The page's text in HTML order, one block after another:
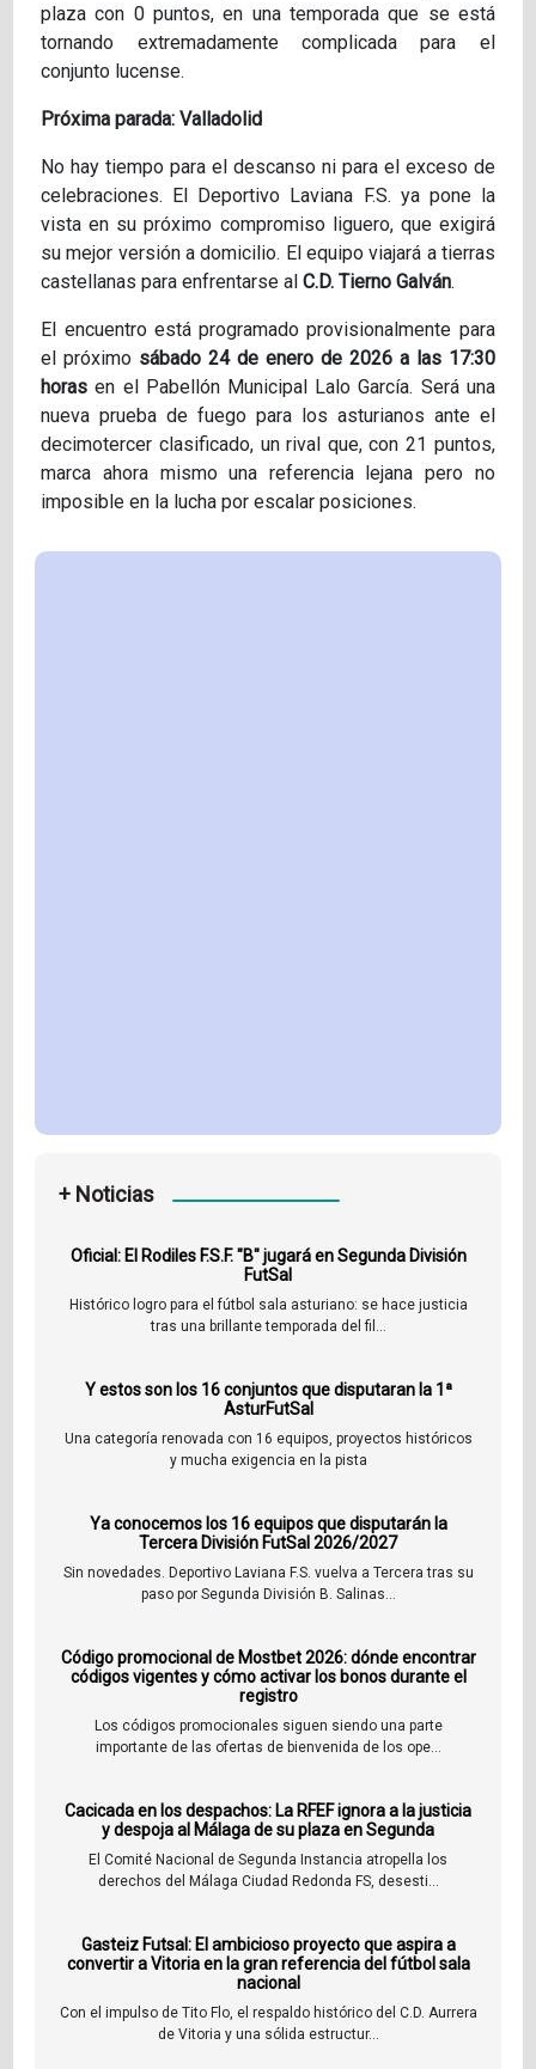
plaza con 0 puntos, en una temporada que se está
tornando extremadamente complicada para el
conjunto lucense.
Próxima parada: Valladolid
No hay tiempo para el descanso ni para el exceso de
celebraciones. El Deportivo Laviana F.S. ya pone la
vista en su próximo compromiso liguero, que exigirá
su mejor versión a domicilio. El equipo viajará a tierras
castellanas para enfrentarse alC.D. Tierno Galván.
El encuentro está programado provisionalmente para
el próximo sábado 24 de enero de 2026 a las 17:30
horas en el Pabellón Municipal Lalo García. Será una
nueva prueba de fuego para los asturianos ante el
decimotercer clasificado, un rival que, con 21 puntos,
marca ahora mismo una referencia lejana pero no
imposible en la lucha por escalar posiciones.
+ Noticias
Oficial: El Rodiles F.S.F. "B" jugará en Segunda División
FutSal
Histórico logro para el fútbol sala asturiano: se hace justicia
tras una brillante temporada del fil...
Y estos son los 16 conjuntos que disputaran la 1ª
AsturFutSal
Una categoría renovada con 16 equipos, proyectos históricos
y mucha exigencia en la pista
Ya conocemos los 16 equipos que disputarán la
Tercera División FutSal 2026/2027
Sin novedades. Deportivo Laviana F.S. vuelva a Tercera tras su
paso por Segunda División B. Salinas...
Código promocional de Mostbet 2026: dónde encontrar
códigos vigentes y cómo activar los bonos durante el
registro
Los códigos promocionales siguen siendo una parte
importante de las ofertas de bienvenida de los ope...
Cacicada en los despachos: La RFEF ignora a la justicia
y despoja al Málaga de su plaza en Segunda
El Comité Nacional de Segunda Instancia atropella los
derechos del Málaga Ciudad Redonda FS, desesti...
Gasteiz Futsal: El ambicioso proyecto que aspira a
convertir a Vitoria en la gran referencia del fútbol sala
nacional
Con el impulso de Tito Flo, el respaldo histórico del C.D. Aurrera
de Vitoria y una sólida estructur...